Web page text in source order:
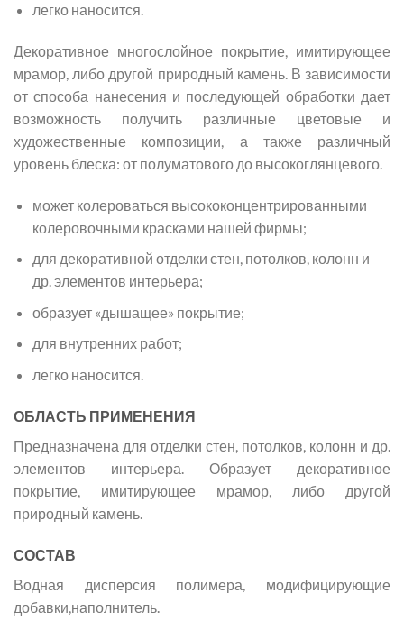
легко наносится.
Декоративное многослойное покрытие, имитирующее
мрамор, либо другой природный камень. В зависимости
от способа нанесения и последующей обработки дает
возможность получить различные цветовые и
художественные композиции, а также различный
уровень блеска: от полуматового до высокоглянцевого.
может колероваться высококонцентрированными
колеровочными красками нашей фирмы;
для декоративной отделки стен, потолков, колонн и
др. элементов интерьера;
образует «дышащее» покрытие;
для внутренних работ;
легко наносится.
ОБЛАСТЬ ПРИМЕНЕНИЯ
Предназначена для отделки стен, потолков, колонн и др.
элементов интерьера. Образует декоративное
покрытие, имитирующее мрамор, либо другой
природный камень.
СОСТАВ
Водная дисперсия полимера, модифицирующие
добавки,наполнитель.